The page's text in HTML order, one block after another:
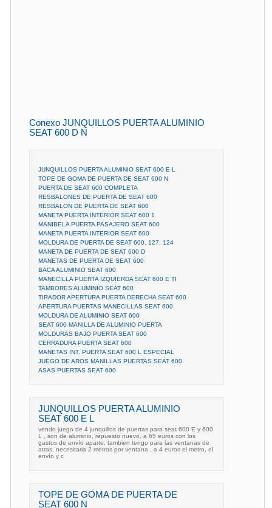
Conexo JUNQUILLOS PUERTA ALUMINIO
SEAT 600 D N
JUNQUILLOS PUERTA ALUMINIO SEAT 600 E L
TOPE DE GOMA DE PUERTA DE SEAT 600 N
PUERTA DE SEAT 600 COMPLETA
RESBALONES DE PUERTA DE SEAT 600
RESBALON DE PUERTA DE SEAT 600
MANETA PUERTA INTERIOR SEAT 600 1
MANIBELA PUERTA PASAJERO SEAT 600
MANETA PUERTA INTERIOR SEAT 600
MOLDURA DE PUERTA DE SEAT 600. 127, 124
MANETA DE PUERTA DE SEAT 600 D
MANETAS DE PUERTA DE SEAT 600
BACA ALUMINIO SEAT 600
MANECILLA PUERTA IZQUIERDA SEAT 600 E TI
TAMBORES ALUMINIO SEAT 600
TIRADOR APERTURA PUERTA DERECHA SEAT 600
APERTURA PUERTAS MANECILLAS SEAT 600
MOLDURA DE ALUMINIO SEAT 600
SEAT 600 MANILLA DE ALUMINIO PUERTA
MOLDURAS BAJO PUERTA SEAT 600
CERRADURA PUERTA SEAT 600
MANETAS INT. PUERTA SEAT 600 L ESPECIAL
JUEGO DE AROS MANILLAS PUERTAS SEAT 600
ASAS PUERTAS SEAT 600
JUNQUILLOS PUERTA ALUMINIO
SEAT 600 E L
vendo juego de 4 junquillos de puertas para seat 600 E y 600
L , son de aluminio, repuesto nuevo, a 65 euros con los
gastos de envío aparte, tambien tengo para las ventanas de
atras, necesitaria 2 metros por ventana , a 4 euros el metro, el
envío y c
TOPE DE GOMA DE PUERTA DE
SEAT 600 N